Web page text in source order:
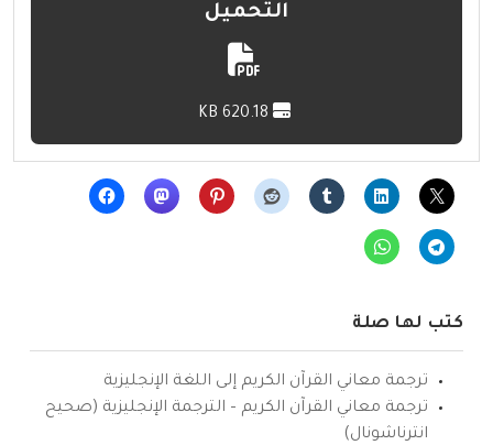
التحميل
كتب لها صلة
ترجمة معاني القرآن الكريم إلى اللغة الإنجليزية
ترجمة معاني القرآن الكريم – الترجمة الإنجليزية (صحيح
انترناشونال)